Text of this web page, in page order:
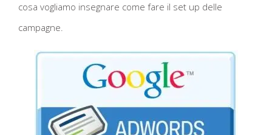
cosa vogliamo insegnare come fare il set up delle
campagne.